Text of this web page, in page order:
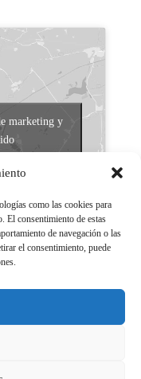
como las cookies para
El consentimiento de estas
de navegación o las
el consentimiento, puede
marketing y